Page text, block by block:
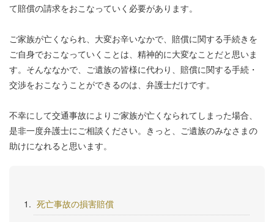
て賠償の請求をおこなっていく必要があります。
ご家族が亡くなられ、大変お辛いなかで、賠償に関する手続きを
ご自身でおこなっていくことは、精神的に大変なことだと思いま
す。そんななかで、ご遺族の皆様に代わり、賠償に関する手続・
交渉をおこなうことができるのは、弁護士だけです。
不幸にして交通事故によりご家族が亡くなられてしまった場合、
是非一度弁護士にご相談ください。きっと、ご遺族のみなさまの
助けになれると思います。
死亡事故の損害賠償